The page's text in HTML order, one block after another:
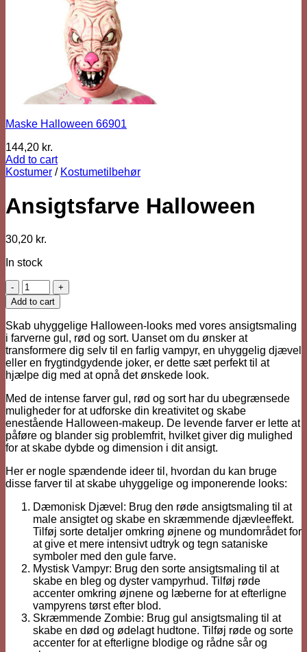
Maske Halloween 66901
144,20 kr.
Add to cart
Kostumer / Kostumetilbehør
Ansigtsfarve Halloween
30,20 kr.
In stock
Ansigtsfarve
Halloween
quantity
Add to cart
Skab uhyggelige Halloween-looks med vores ansigtsmaling
i farverne gul, rød og sort. Uanset om du ønsker at
transformere dig selv til en farlig vampyr, en uhyggelig djævel
eller en frygtindgydende joker, er dette sæt perfekt til at
hjælpe dig med at opnå det ønskede look.
Med de intense farver gul, rød og sort har du ubegrænsede
muligheder for at udforske din kreativitet og skabe
enestående Halloween-makeup. De levende farver er lette at
påføre og blander sig problemfrit, hvilket giver dig mulighed
for at skabe dybde og dimension i dit ansigt.
Her er nogle spændende ideer til, hvordan du kan bruge
disse farver til at skabe uhyggelige og imponerende looks:
Dæmonisk Djævel: Brug den røde ansigtsmaling til at
male ansigtet og skabe en skræmmende djævleeffekt.
Tilføj sorte detaljer omkring øjnene og mundområdet for
at give et mere intensivt udtryk og tegn sataniske
symboler med den gule farve.
Mystisk Vampyr: Brug den sorte ansigtsmaling til at
skabe en bleg og dyster vampyrhud. Tilføj røde
accenter omkring øjnene og læberne for at efterligne
vampyrens tørst efter blod.
Skræmmende Zombie: Brug gul ansigtsmaling til at
skabe en død og ødelagt hudtone. Tilføj røde og sorte
accenter for at efterligne blodige og rådne sår og